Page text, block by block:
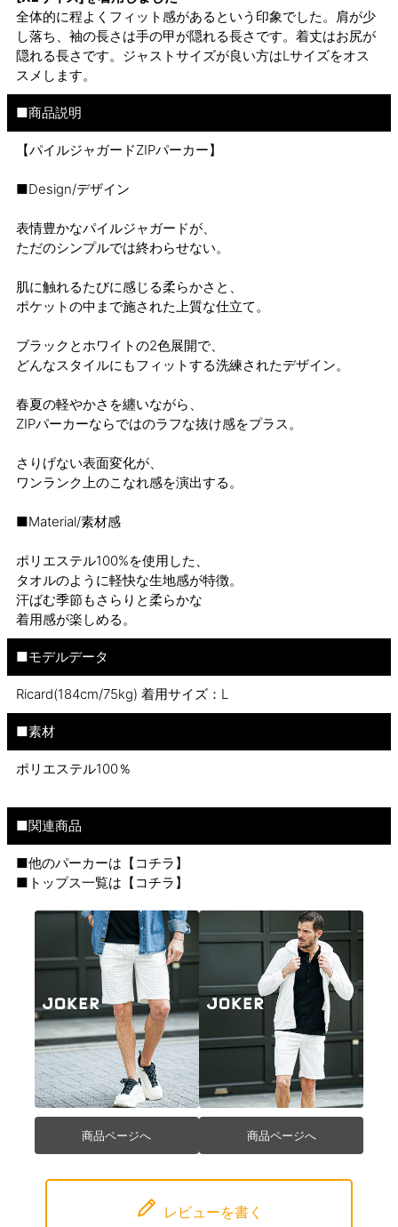
全体的に程よくフィット感があるという印象でした。肩が少
し落ち、袖の長さは手の甲が隠れる長さです。着丈はお尻が
隠れる長さです。ジャストサイズが良い方はLサイズをオス
スメします。
■商品説明
【パイルジャガードZIPパーカー】
■Design/デザイン
表情豊かなパイルジャガードが、
ただのシンプルでは終わらせない。
肌に触れるたびに感じる柔らかさと、
ポケットの中まで施された上質な仕立て。
ブラックとホワイトの2色展開で、
どんなスタイルにもフィットする洗練されたデザイン。
春夏の軽やかさを纏いながら、
ZIPパーカーならではのラフな抜け感をプラス。
さりげない表面変化が、
ワンランク上のこなれ感を演出する。
■Material/素材感
ポリエステル100%を使用した、
タオルのように軽快な生地感が特徴。
汗ばむ季節もさらりと柔らかな
着用感が楽しめる。
■モデルデータ
Ricard(184cm/75kg) 着用サイズ：L
■素材
ポリエステル100％
■関連商品
■他のパーカーは【 コチラ 】
■トップス一覧は【 コチラ 】
商品ページへ 商品ページへ
レビューを書く